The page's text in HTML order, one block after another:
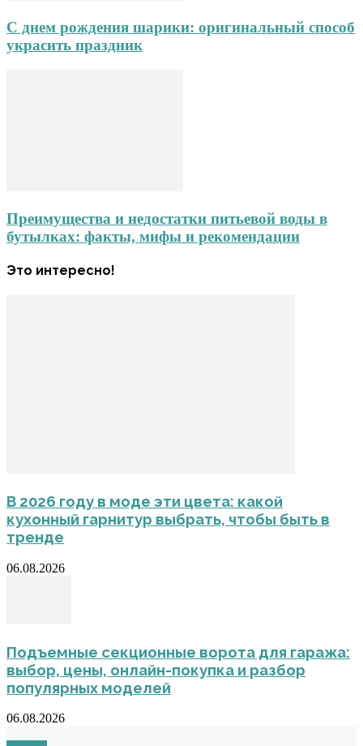
С днем рождения шарики: оригинальный способ
украсить праздник
Преимущества и недостатки питьевой воды в
бутылках: факты, мифы и рекомендации
Это интересно!
В 2026 году в моде эти цвета: какой
кухонный гарнитур выбрать, чтобы быть в
тренде
06.08.2026
Подъемные секционные ворота для гаража:
выбор, цены, онлайн-покупка и разбор
популярных моделей
06.08.2026